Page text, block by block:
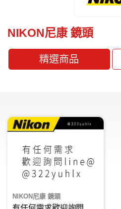
NIKON尼康 鏡頭
精選商品
NIKON尼康 鏡頭